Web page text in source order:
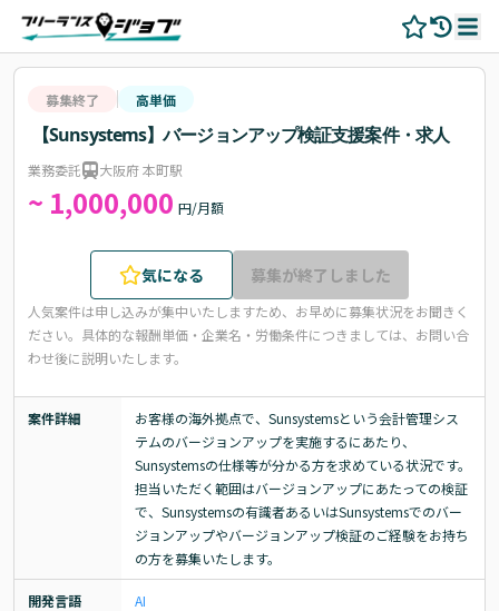
募集終了 高単価
【Sunsystems】バージョンアップ検証支援案件・求人
業務委託 大阪府 本町駅
~ 1,000,000 円/月額
気になる 募集が終了しました
人気案件は申し込みが集中いたしますため、お早めに募集状況をお聞きく
ださい。 具体的な報酬単価・企業名・労働条件につきましては、お問い合
わせ後に説明いたします。
案件詳細
お客様の海外拠点で、Sunsystemsという会計管理シス
テムのバージョンアップを実施するにあたり、
Sunsystemsの仕様等が分かる方を求めている状況です。
担当いただく範囲はバージョンアップにあたっての検証
で、Sunsystemsの有識者あるいはSunsystemsでのバー
ジョンアップやバージョンアップ検証のご経験をお持ち
の方を募集いたします。
開発言語 AI